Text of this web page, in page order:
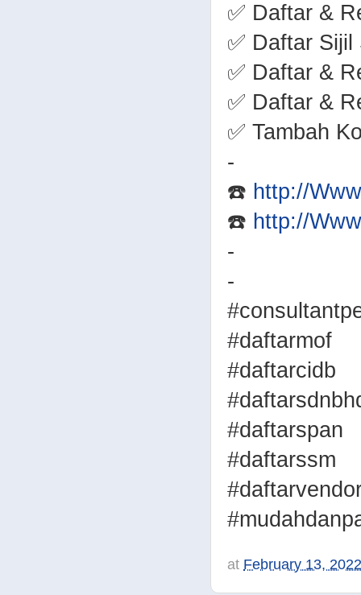
✅ Daftar &
✅ Daftar
✅ Daftar &
✅ Daftar &
✅ Tambah
-
☎️ http://
☎️ http://
-
-
#daftarmof
#daftarcidb
#daftarspan
#daftarssm
at February 13, 2022